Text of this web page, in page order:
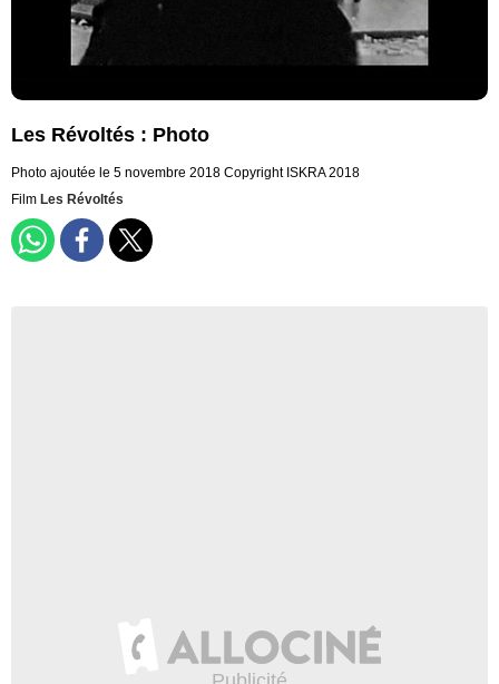
Les Révoltés : Photo
Photo ajoutée le 5 novembre 2018 Copyright ISKRA 2018
Film Les Révoltés